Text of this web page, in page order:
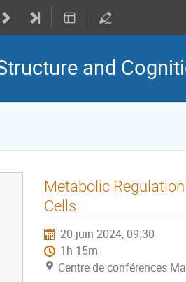
and
Metabolic
Cells
20 juin 2024, 09:30
1h 15m
Centre de conférences